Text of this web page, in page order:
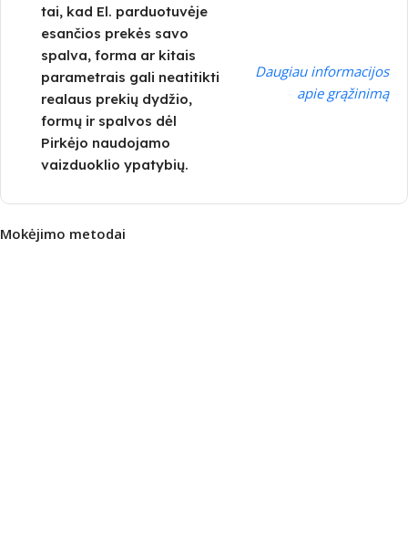
tai, kad El. parduotuvėje
esančios prekės savo
spalva, forma ar kitais
parametrais gali neatitikti
realaus prekių dydžio,
formų ir spalvos dėl
Pirkėjo naudojamo
vaizduoklio ypatybių.
Daugiau informacijos
apie grąžinimą
Mokėjimo metodai